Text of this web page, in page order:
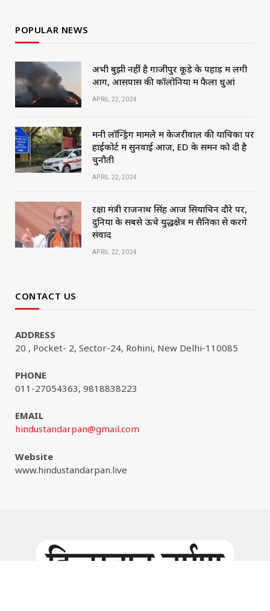
POPULAR NEWS
अभी बुझी नहीं है गाजीपुर कूड़े के पहाड़ में लगी
आग, आसपास की कॉलोनियों में फैला धुआं
APRIL 22, 2024
मनी लॉन्ड्रिंग मामले में केजरीवाल की याचिका पर
हाईकोर्ट में सुनवाई आज, ED के समन को दी है
चुनौती
APRIL 22, 2024
रक्षा मंत्री राजनाथ सिंह आज सियाचिन दौरे पर,
दुनिया के सबसे ऊंचे युद्धक्षेत्र में सैनिकों से करेंगे
संवाद
APRIL 22, 2024
CONTACT US
ADDRESS
20 , Pocket- 2, Sector-24, Rohini, New Delhi-110085
PHONE
011-27054363, 9818838223
EMAIL
hindustandarpan@gmail.com
Website
www.hindustandarpan.live